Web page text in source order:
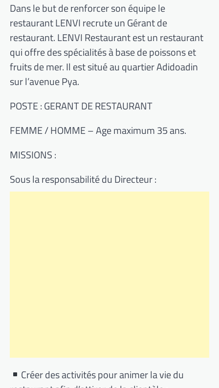
Dans le but de renforcer son équipe le
restaurant LENVI recrute un Gérant de
restaurant. LENVI Restaurant est un restaurant
qui offre des spécialités à base de poissons et
fruits de mer. Il est situé au quartier Adidoadin
sur l’avenue Pya.
POSTE : GERANT DE RESTAURANT
FEMME / HOMME – Age maximum 35 ans.
MISSIONS :
Sous la responsabilité du Directeur :
Créer des activités pour animer la vie du